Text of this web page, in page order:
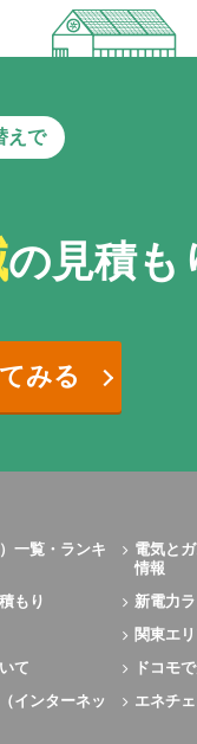
えで
の見積も
みる
一覧・ランキ
電気と
情報
もり 新電力
関東エ
て ドコモ
インターネッ
エネチ